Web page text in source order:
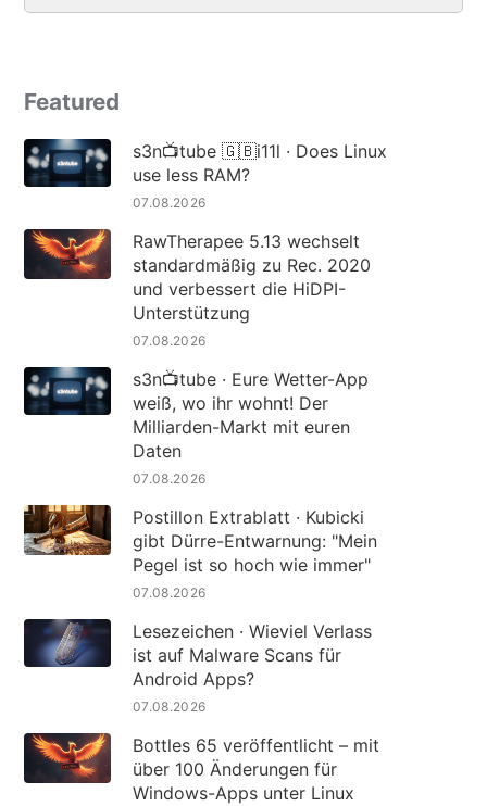
Featured
s3n📺tube 🇬🇧i11l · Does Linux
use less RAM?
07.08.2026
RawTherapee 5.13 wechselt
standardmäßig zu Rec. 2020
und verbessert die HiDPI-
Unterstützung
07.08.2026
s3n📺tube · Eure Wetter-App
weiß, wo ihr wohnt! Der
Milliarden-Markt mit euren
Daten
07.08.2026
Postillon Extrablatt · Kubicki
gibt Dürre-Entwarnung: "Mein
Pegel ist so hoch wie immer"
07.08.2026
Lesezeichen · Wieviel Verlass
ist auf Malware Scans für
Android Apps?
07.08.2026
Bottles 65 veröffentlicht – mit
über 100 Änderungen für
Windows-Apps unter Linux